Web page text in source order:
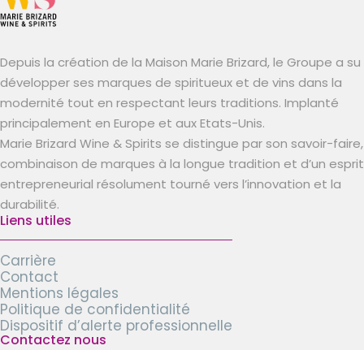
Depuis la création de la Maison Marie Brizard, le Groupe a su
développer ses marques de spiritueux et de vins dans la
modernité tout en respectant leurs traditions. Implanté
principalement en Europe et aux Etats-Unis.
Marie Brizard Wine & Spirits se distingue par son savoir-faire,
combinaison de marques à la longue tradition et d’un esprit
entrepreneurial résolument tourné vers l’innovation et la
durabilité.
Liens utiles
Carrière
Contact
Mentions légales
Politique de confidentialité
Dispositif d’alerte professionnelle
Contactez nous